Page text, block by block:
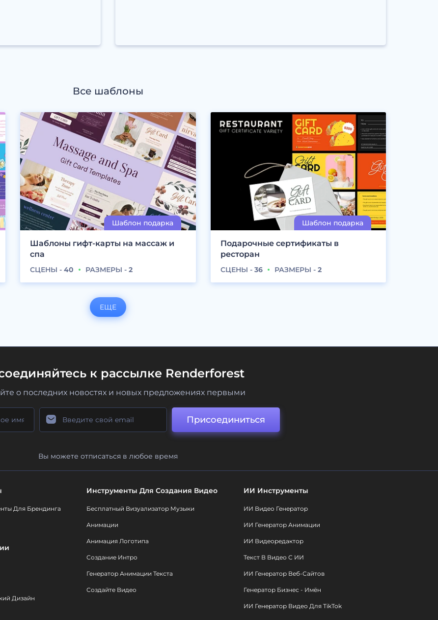
Все шаблоны
Шаблоны гифт-карты на массаж и
спа
СЦЕНЫ -40 РАЗМЕРЫ -2
Подарочные сертификаты в
ресторан
СЦЕНЫ - 36 РАЗМЕРЫ - 2
ЕЩЕ
к рассылке Renderforest
о последних новостях и новых предложениях первыми
Присоединиться
Вы можете отписаться в любое время
Для Брендинга
Дизайн
Инструменты Для Создания Видео
Бесплатный Визуализатор Музыки
Анимации
Анимация Логотипа
Создание Интро
Генератор Анимации Текста
Создайте Видео
ИИ Инструменты
ИИ Видео Генератор
ИИ Генератор Анимации
ИИ Видеоредактор
Текст В Видео С ИИ
ИИ Генератор Веб-Сайтов
Генератор Бизнес - Имён
ИИ Генератор Видео Для TikTok